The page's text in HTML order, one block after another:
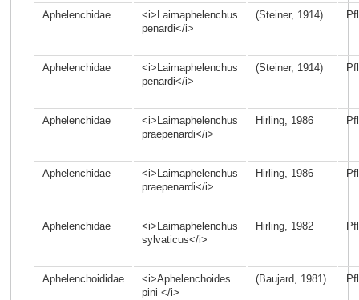
Aphelenchidae
<i>Laimaphelenchus
penardi</i>
(Steiner, 1914)
Aphelenchidae
<i>Laimaphelenchus
penardi</i>
(Steiner, 1914)
Aphelenchidae
<i>Laimaphelenchus
praepenardi</i>
Hirling, 1986
Aphelenchidae
<i>Laimaphelenchus
praepenardi</i>
Hirling, 1986
Aphelenchidae
<i>Laimaphelenchus
sylvaticus</i>
Hirling, 1982
Aphelenchoididae
<i>Aphelenchoides
pini </i>
(Baujard, 1981)